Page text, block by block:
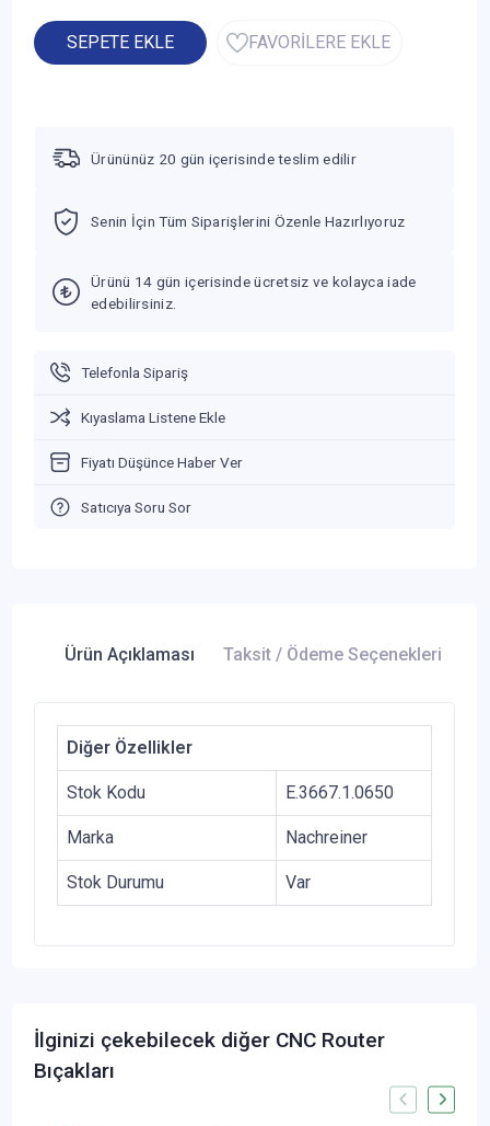
SEPETE EKLE FAVORİLERE EKLE
Ürününüz 20 gün içerisinde teslim edilir
Senin İçin Tüm Siparişlerini Özenle Hazırlıyoruz
Ürünü 14 gün içerisinde ücretsiz ve kolayca iade
edebilirsiniz.
Telefonla Sipariş
Kıyaslama Listene Ekle
Fiyatı Düşünce Haber Ver
Satıcıya Soru Sor
Ürün Açıklaması Taksit / Ödeme Seçenekleri
Diğer Özellikler
Stok Kodu E.3667.1.0650
Marka Nachreiner
Stok Durumu Var
İlginizi çekebilecek diğer CNC Router
Bıçakları